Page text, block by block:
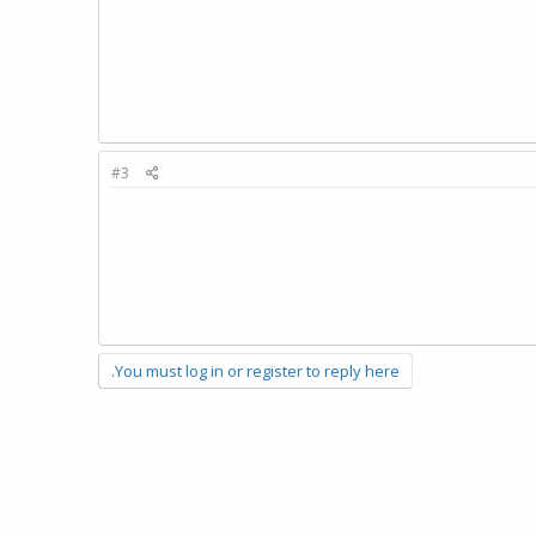
#3
You must log in or register to reply here.